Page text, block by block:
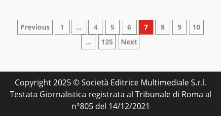
Paginazione
articoli
Previous 1 … 4 5 6 7 8 9
10
…
125 Next
Copyright 2025 © Società Editrice Multimediale S.r.l.
Testata Giornalistica registrata al Tribunale di Roma al
n°805 del 14/12/2021